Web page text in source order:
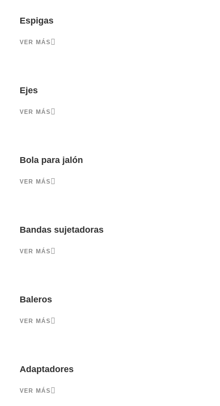
Espigas
VER MÁS
Ejes
VER MÁS
Bola para jalón
VER MÁS
Bandas sujetadoras
VER MÁS
Baleros
VER MÁS
Adaptadores
VER MÁS